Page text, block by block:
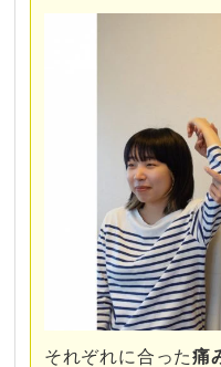
それぞれに合った痛